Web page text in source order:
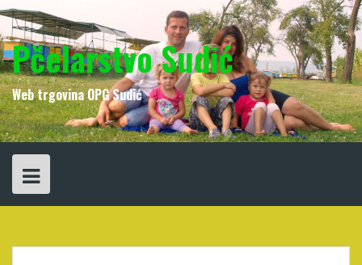
Skip
to
content
Pčelarstvo Sudić
Web trgovina OPG Sudić